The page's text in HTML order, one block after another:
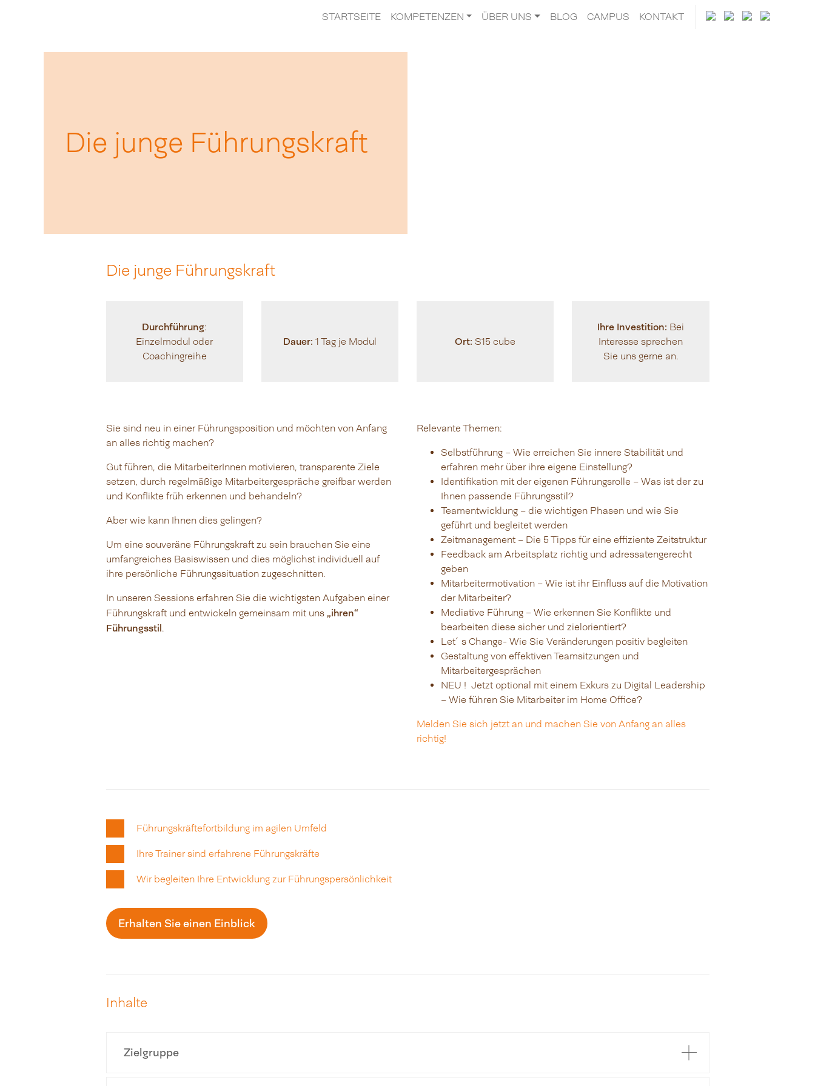
STARTSEITE KOMPETENZEN ÜBER UNS BLOG CAMPUS KONTAKT
Die junge Führungskraft
Die junge Führungskraft
Durchführung:
Einzelmodul oder
Coachingreihe
Dauer: 1 Tag je Modul Ort: S15 cube
Ihre Investition: Bei
Interesse sprechen
Sie uns gerne an.
Sie sind neu in einer Führungsposition und möchten von Anfang
an alles richtig machen?
Gut führen, die MitarbeiterInnen motivieren, transparente Ziele
setzen, durch regelmäßige Mitarbeitergespräche greifbar werden
und Konflikte früh erkennen und behandeln?
Aber wie kann Ihnen dies gelingen?
Um eine souveräne Führungskraft zu sein brauchen Sie eine
umfangreiches Basiswissen und dies möglichst individuell auf
ihre persönliche Führungssituation zugeschnitten.
In unseren Sessions erfahren Sie die wichtigsten Aufgaben einer
Führungskraft und entwickeln gemeinsam mit uns „ihren“
Führungsstil.
Relevante Themen:
Selbstführung – Wie erreichen Sie innere Stabilität und
erfahren mehr über ihre eigene Einstellung?
Identifikation mit der eigenen Führungsrolle – Was ist der zu
Ihnen passende Führungsstil?
Teamentwicklung – die wichtigen Phasen und wie Sie
geführt und begleitet werden
Zeitmanagement – Die 5 Tipps für eine effiziente Zeitstruktur
Feedback am Arbeitsplatz richtig und adressatengerecht
geben
Mitarbeitermotivation – Wie ist ihr Einfluss auf die Motivation
der Mitarbeiter?
Mediative Führung – Wie erkennen Sie Konflikte und
bearbeiten diese sicher und zielorientiert?
Let´s Change- Wie Sie Veränderungen positiv begleiten
Gestaltung von effektiven Teamsitzungen und
Mitarbeitergesprächen
NEU ! Jetzt optional mit einem Exkurs zu Digital Leadership
– Wie führen Sie Mitarbeiter im Home Office?
Melden Sie sich jetzt an und machen Sie von Anfang an alles
richtig!
Führungskräftefortbildung im agilen Umfeld
Ihre Trainer sind erfahrene Führungskräfte
Wir begleiten Ihre Entwicklung zur Führungspersönlichkeit
Erhalten Sie einen Einblick
Inhalte
Zielgruppe